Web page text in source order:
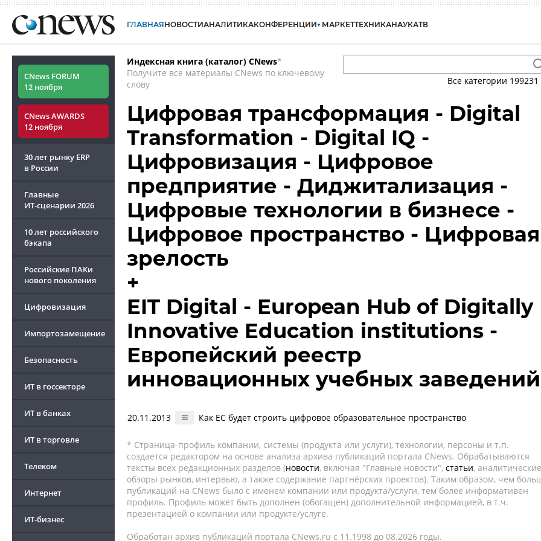
ГЛАВНАЯНОВОСТИАНАЛИТИКАКОНФЕРЕНЦИИ МАРКЕТТЕХНИКАНАУКАТВ
CNews FORUM
12 ноября
CNews AWARDS
12 ноября
30 лет рынку ERP
в России
Главные
ИТ-сценарии 2026
10 лет российского
бэкапа
Российские ПАКи
нового поколения
Цифровизация
Импортозамещение
Безопасность
ИТ в госсекторе
ИТ в банках
ИТ в торговле
Телеком
Интернет
ИТ-бизнес
Индексная книга (каталог) CNews*
Получите все материалы CNews по ключевому
слову
Все категории 199231
Цифровая трансформация - Digital
Transformation - Digital IQ -
Цифровизация - Цифровое
предприятие - Диджитализация -
Цифровые технологии в бизнесе -
Цифровое пространство - Цифровая
зрелость
+
EIT Digital - European Hub of Digitally
Innovative Education institutions -
Европейский реестр
инновационных учебных заведений
20.11.2013 Как ЕС будет строить цифровое образовательное пространство
* Страница-профиль компании, системы (продукта или услуги), технологии, персоны и т.п.
создается редактором на основе анализа архива публикаций портала CNews. Обрабатываются
тексты всех редакционных разделов (новости, включая "Главные новости", статьи, аналитические
обзоры рынков, интервью, а также содержание партнёрских проектов). Таким образом, чем
публикаций на CNews было с именем компании или продукта/услуги, тем более информативен
профиль. Профиль может быть дополнен (обогащен) дополнительной информацией, в т.ч.
презентацией о компании или продукте/услуге.
Обработан архив публикаций портала CNews.ru c 11.1998 до 08.2026 годы.